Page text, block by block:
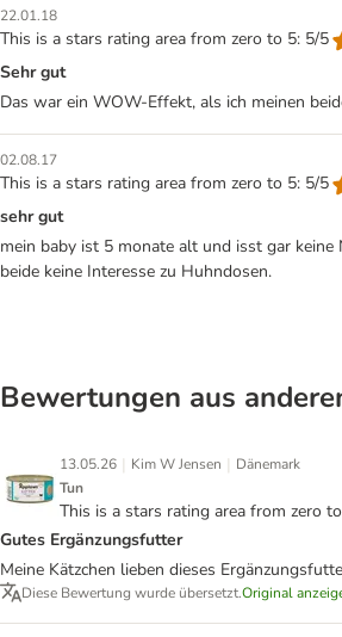
22.01.18
This is a stars rating area from zero to 5: 5/5
Sehr gut
Das war ein WOW-Effekt, als ich meinen
02.08.17
This is a stars rating area from zero to 5: 5/5
sehr gut
mein baby ist 5 monate alt und isst gar keine
beide keine Interesse zu Huhndosen.
Bewertungen aus
13.05.26 | Kim W Jensen | Dänemark
Tun
This is a stars rating area from zero
Gutes Ergänzungsfutter
Meine Kätzchen lieben dieses
Diese Bewertung wurde übersetzt.Original